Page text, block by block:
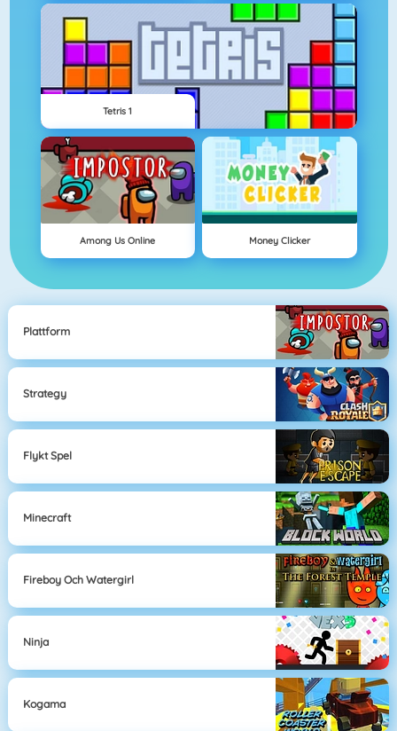
Tetris 1
Among Us Online Money Clicker
Plattform
Strategy
Flykt Spel
Minecraft
Fireboy Och Watergirl
Ninja
Kogama